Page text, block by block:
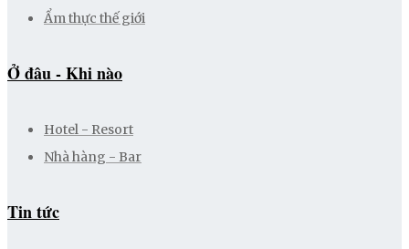
Ẩm thực thế giới
Ở đâu - Khi nào
Hotel - Resort
Nhà hàng - Bar
Tin tức